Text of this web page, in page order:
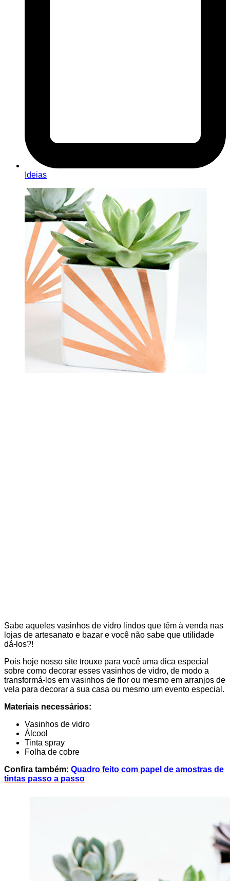
Ideias
Sabe aqueles vasinhos de vidro lindos que têm à venda nas
lojas de artesanato e bazar e você não sabe que utilidade
dá-los?!
Pois hoje nosso site trouxe para você uma dica especial
sobre como decorar esses vasinhos de vidro, de modo a
transformá-los em vasinhos de flor ou mesmo em arranjos de
vela para decorar a sua casa ou mesmo um evento especial.
Materiais necessários:
Vasinhos de vidro
Álcool
Tinta spray
Folha de cobre
Confira também: Quadro feito com papel de amostras de
tintas passo a passo